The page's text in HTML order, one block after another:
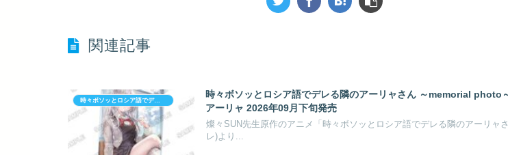
関連記事
時々ボソッとロシア語でデレる隣のアーリャさん
時々ボソッとロシア語でデレる隣のアーリャさん ～memorial photo
アーリャ 2026年09月下旬発売
燦々SUN先生原作のアニメ「時々ボソッとロシア語でデレる隣のアーリャ
レ)より...